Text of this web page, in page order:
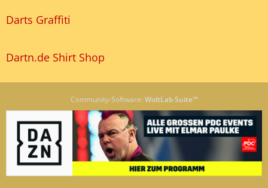
Darts Graffiti
Dartn.de Shirt Shop
Community-Software: WoltLab Suite™